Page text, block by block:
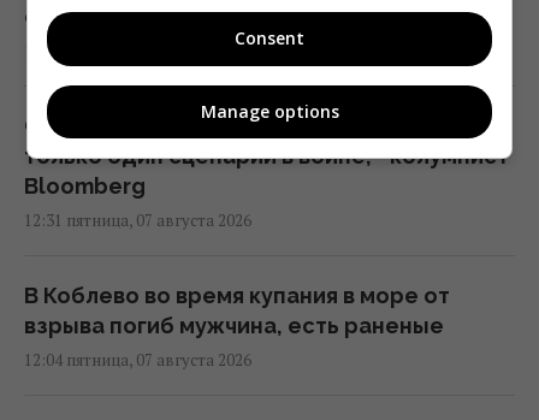
с этим бороться
13:04 пятница, 07 августа 2026
Союзники подвели Украину и оставили
только один сценарий в войне, - колумнист
Bloomberg
12:31 пятница, 07 августа 2026
В Коблево во время купания в море от
взрыва погиб мужчина, есть раненые
12:04 пятница, 07 августа 2026
Consent
Manage options